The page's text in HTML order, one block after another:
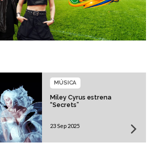
Miley Cyrus estrena
“Secrets”
MÚSICA
23 Sep 2025